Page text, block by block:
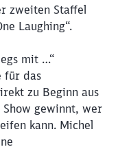
zweiten Staffel
Laughing“.
mit …“
für das
zu Beginn aus
gewinnt, wer
kann. Michel